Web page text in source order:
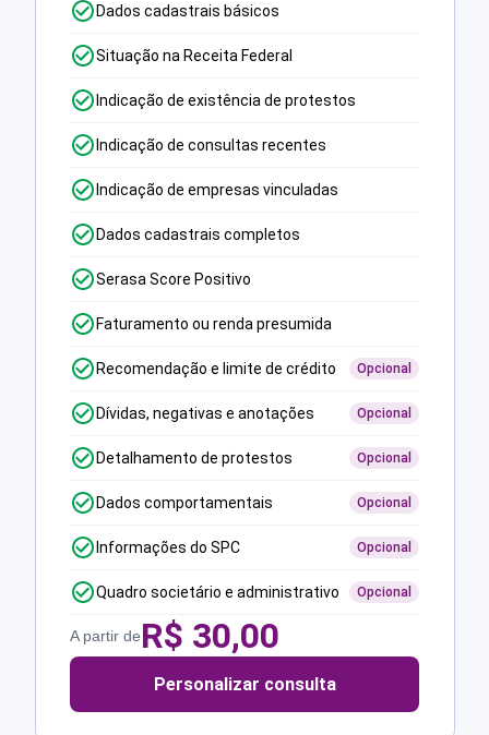
Dados cadastrais básicos
Situação na Receita Federal
Indicação de existência de protestos
Indicação de consultas recentes
Indicação de empresas vinculadas
Dados cadastrais completos
Serasa Score Positivo
Faturamento ou renda presumida
Recomendação e limite de crédito Opcional
Dívidas, negativas e anotações Opcional
Detalhamento de protestos Opcional
Dados comportamentais Opcional
Informações do SPC Opcional
Quadro societário e administrativo Opcional
A partir deR$ 30,00
Personalizar consulta